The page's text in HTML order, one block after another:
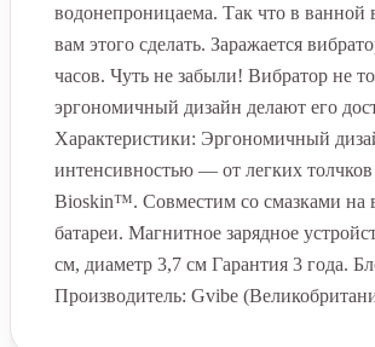
водонепроницаема. Так что в ванной
вам этого сделать. Заражается
часов. Чуть не забыли! Вибратор не
эргономичный дизайн делают его
Характеристики: Эргономичный
интенсивностью — от легких
Bioskin™. Совместим со смазками на
батареи. Магнитное зарядное
см, диаметр 3,7 см Гарантия 3 года.
Производитель: Gvibe